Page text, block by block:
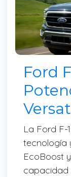
Ford
La Ford F-
tecnología
EcoBoost
capacidad